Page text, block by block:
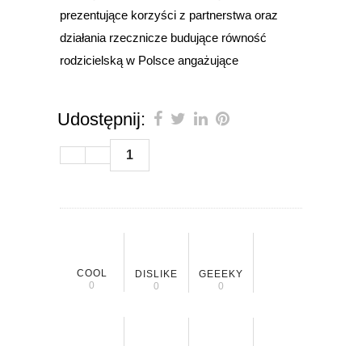
prezentujące korzyści z partnerstwa oraz
działania rzecznicze budujące równość
rodzicielską w Polsce angażujące
Udostępnij:
1
COOL
0
DISLIKE
0
GEEEKY
0